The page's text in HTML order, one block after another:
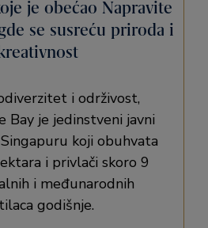
je obećao Napravite
se susreću priroda i
i održivost,
Bay je jedinstveni javni
koji obuhvata
i privlači skoro 9
i međunarodnih
godišnje.